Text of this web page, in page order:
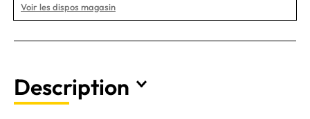
Voir les dispos magasin
Description